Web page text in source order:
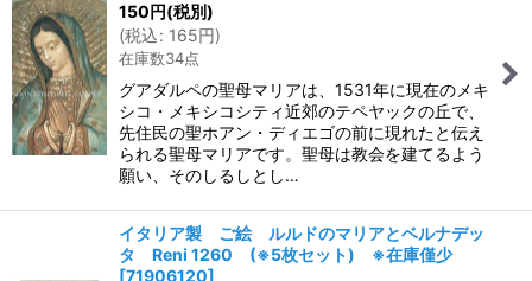
150 円(税別)
(税込: 165円)
在庫数34点
グアダルペの聖母マリアは、1531年に現在のメキ
シコ・メキシコシティ近郊のテペヤックの丘で、
先住民の聖ホアン・ディエゴの前に現れたと伝え
られる聖母マリアです。聖母は教会を建てるよう
願い、そのしるしとし…
イタリア製 ご絵 ルルドのマリアとベルナデッ
タ Reni 1260 (※5枚セット) ※在庫僅少
[71906120]